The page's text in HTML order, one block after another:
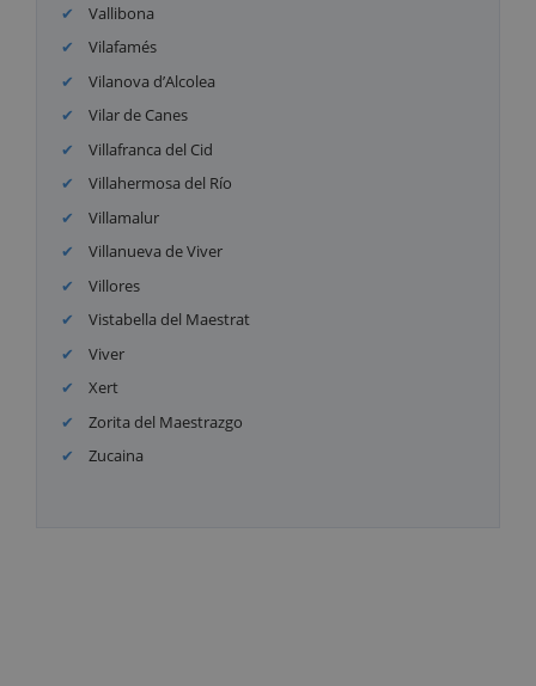
Vallibona
Vilafamés
Vilanova d’Alcolea
Vilar de Canes
Villafranca del Cid
Villahermosa del Río
Villamalur
Villanueva de Viver
Villores
Vistabella del Maestrat
Viver
Xert
Zorita del Maestrazgo
Zucaina